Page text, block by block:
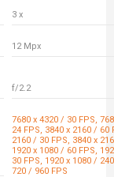
3 x
12 Mpx
f/2.2
7680 x 4320 / 30 FPS,
24 FPS, 3840 x 2160 / 60
2160 / 30 FPS, 3840 x
1920 x 1080 / 60 FPS,
30 FPS, 1920 x 1080 /
720 / 960 FPS